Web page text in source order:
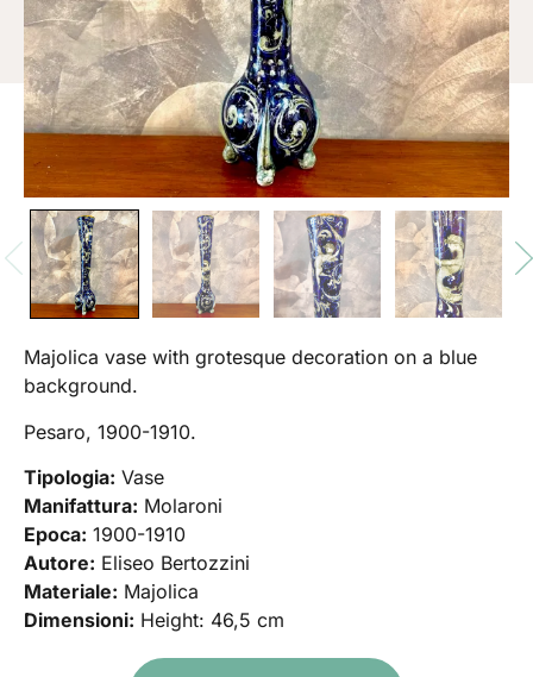
Majolica vase with grotesque decoration on a blue
background.
Pesaro, 1900-1910.
Tipologia: Vase
Manifattura: Molaroni
Epoca: 1900-1910
Autore: Eliseo Bertozzini
Materiale: Majolica
Dimensioni: Height: 46,5 cm